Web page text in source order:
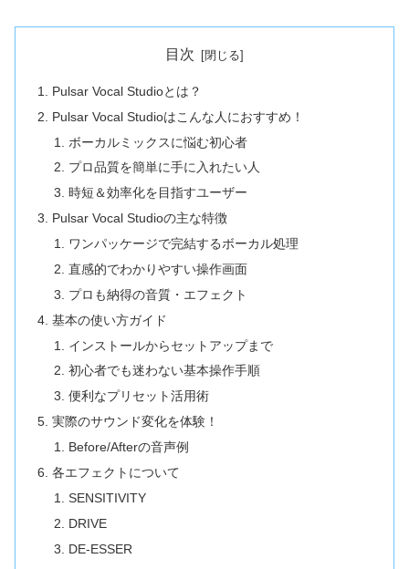
目次
Pulsar Vocal Studioとは？
Pulsar Vocal Studioはこんな人におすすめ！
ボーカルミックスに悩む初心者
プロ品質を簡単に手に入れたい人
時短＆効率化を目指すユーザー
Pulsar Vocal Studioの主な特徴
ワンパッケージで完結するボーカル処理
直感的でわかりやすい操作画面
プロも納得の音質・エフェクト
基本の使い方ガイド
インストールからセットアップまで
初心者でも迷わない基本操作手順
便利なプリセット活用術
実際のサウンド変化を体験！
Before/Afterの音声例
各エフェクトについて
SENSITIVITY
DRIVE
DE-ESSER